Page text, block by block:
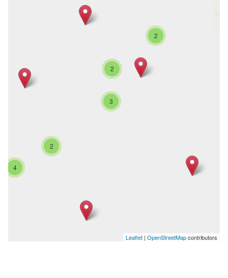
2
2
2
4
3
Leaflet | OpenStreetMapcontributors